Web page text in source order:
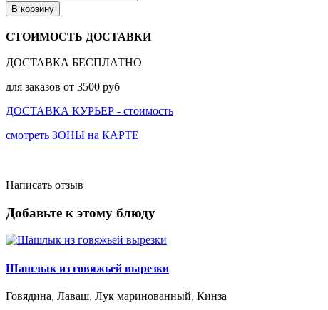
В корзину
СТОИМОСТЬ ДОСТАВКИ
ДОСТАВКА БЕСПЛАТНО
для заказов от 3500 руб
ДОСТАВКА КУРЬЕР - стоимость
смотреть ЗОНЫ на КАРТЕ
Написать отзыв
Добавьте к этому блюду
Шашлык из говяжьей вырезки
Говядина, Лаваш, Лук маринованный, Кинза